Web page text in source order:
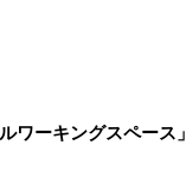
ワーキングスペース」